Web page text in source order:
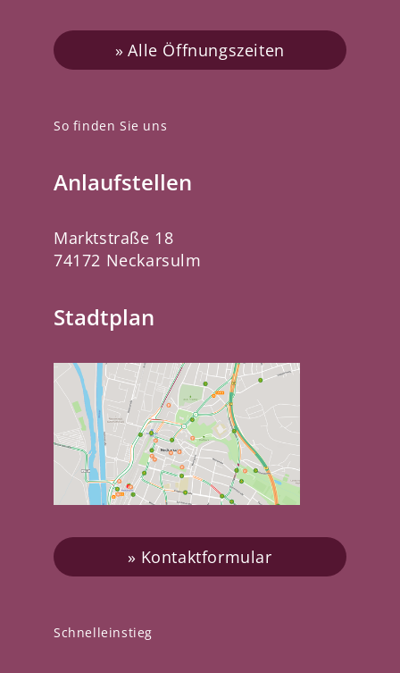
Schnelleinstieg
So finden Sie uns
Anlaufstellen
Marktstraße 18
74172 Neckarsulm
Stadtplan
Kontaktformular
Alle Öffnungszeiten